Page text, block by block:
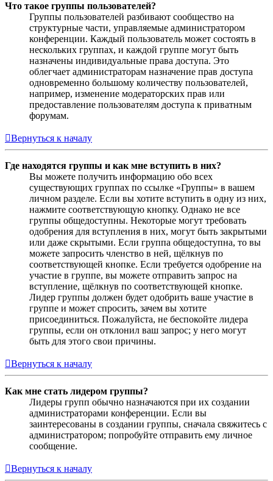
Что такое группы пользователей?
Группы пользователей разбивают сообщество на
структурные части, управляемые администратором
конференции. Каждый пользователь может состоять в
нескольких группах, и каждой группе могут быть
назначены индивидуальные права доступа. Это
облегчает администраторам назначение прав доступа
одновременно большому количеству пользователей,
например, изменение модераторских прав или
предоставление пользователям доступа к приватным
форумам.
Вернуться к началу
Где находятся группы и как мне вступить в них?
Вы можете получить информацию обо всех
существующих группах по ссылке «Группы» в вашем
личном разделе. Если вы хотите вступить в одну из них,
нажмите соответствующую кнопку. Однако не все
группы общедоступны. Некоторые могут требовать
одобрения для вступления в них, могут быть закрытыми
или даже скрытыми. Если группа общедоступна, то вы
можете запросить членство в ней, щёлкнув по
соответствующей кнопке. Если требуется одобрение на
участие в группе, вы можете отправить запрос на
вступление, щёлкнув по соответствующей кнопке.
Лидер группы должен будет одобрить ваше участие в
группе и может спросить, зачем вы хотите
присоединиться. Пожалуйста, не беспокойте лидера
группы, если он отклонил ваш запрос; у него могут
быть для этого свои причины.
Вернуться к началу
Как мне стать лидером группы?
Лидеры групп обычно назначаются при их создании
администраторами конференции. Если вы
заинтересованы в создании группы, сначала свяжитесь с
администратором; попробуйте отправить ему личное
сообщение.
Вернуться к началу